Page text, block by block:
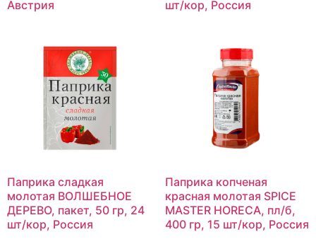
Австрия шт/кор, Россия
Паприка сладкая
молотая ВОЛШЕБНОЕ
ДЕРЕВО, пакет, 50 гр, 24
шт/кор, Россия
Паприка копченая
красная молотая SPICE
MASTER HORECA, пл/б,
400 гр, 15 шт/кор, Россия